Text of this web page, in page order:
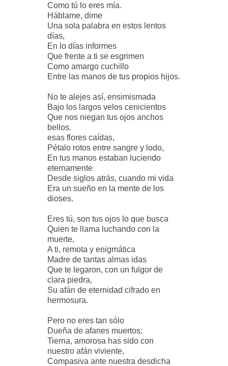
Como tú lo eres mía.
Háblame, dime
Una sola palabra en estos lentos
días,
En lo días informes
Que frente a ti se esgrimen
Como amargo cuchillo
Entre las manos de tus propios hijos.
No te alejes así, ensimismada
Bajo los largos velos cenicientos
Que nos niegan tus ojos anchos
bellos.
esas flores caídas,
Pétalo rotos entre sangre y lodo,
En tus manos estaban luciendo
eternamente
Desde siglos atrás, cuando mi vida
Era un sueño en la mente de los
dioses.
Eres tú, son tus ojos lo que busca
Quien te llama luchando con la
muerte,
A ti, remota y enigmática
Madre de tantas almas idas
Que te legaron, con un fulgor de
clara piedra,
Su afán de eternidad cifrado en
hermosura.
Pero no eres tan sólo
Dueña de afanes muertos;
Tierna, amorosa has sido con
nuestro afán viviente,
Compasiva ante nuestra desdicha